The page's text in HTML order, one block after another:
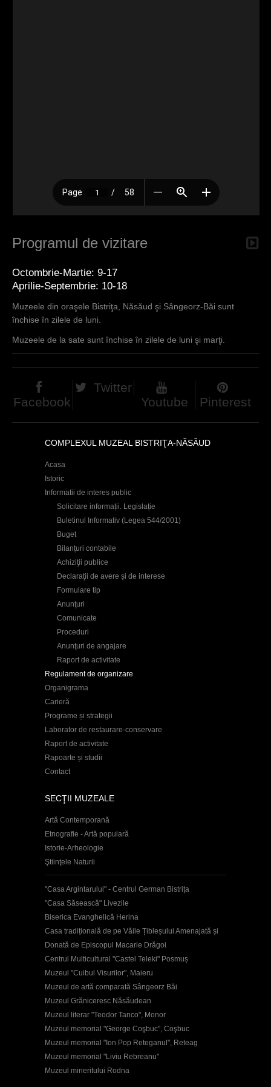
Programul de vizitare
Octombrie-Martie: 9-17
Aprilie-Septembrie: 10-18
Muzeele din oraşele Bistriţa, Năsăud şi Sângeorz-Băi sunt
închise în zilele de luni.
Muzeele de la sate sunt închise în zilele de luni şi marţi.
Facebook
Twitter
Youtube
Pinterest
COMPLEXUL MUZEAL BISTRIŢA-NĂSĂUD
Acasa
Istoric
Informatii de interes public
Solicitare informații. Legislație
Buletinul Informativ (Legea 544/2001)
Buget
Bilanțuri contabile
Achiziţii publice
Declaraţii de avere și de interese
Formulare tip
Anunţuri
Comunicate
Proceduri
Anunţuri de angajare
Raport de activitate
Regulament de organizare
Organigrama
Carieră
Programe și strategii
Laborator de restaurare-conservare
Raport de activitate
Rapoarte și studii
Contact
SECŢII MUZEALE
Artă Contemporană
Etnografie - Artă populară
Istorie-Arheologie
Ştiinţele Naturii
"Casa Argintarului" - Centrul German Bistrița
"Casa Săsească" Livezile
Biserica Evanghelică Herina
Casa tradițională de pe Văile Țibleșului Amenajată și
Donată de Episcopul Macarie Drăgoi
Centrul Multicultural "Castel Teleki" Posmuș
Muzeul "Cuibul Visurilor", Maieru
Muzeul de artă comparată Sângeorz Băi
Muzeul Grăniceresc Năsăudean
Muzeul literar "Teodor Tanco", Monor
Muzeul memorial "George Coşbuc", Coşbuc
Muzeul memorial "Ion Pop Reteganul", Reteag
Muzeul memorial "Liviu Rebreanu"
Muzeul mineritului Rodna